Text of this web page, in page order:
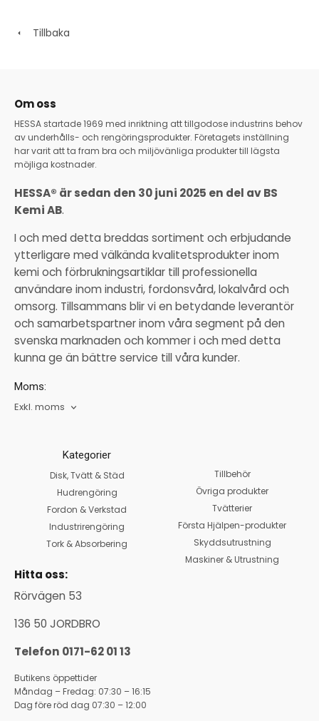
Tillbaka
Om oss
HESSA startade 1969 med inriktning att tillgodose industrins behov
av underhålls- och rengöringsprodukter. Företagets inställning
har varit att ta fram bra och miljövänliga produkter till lägsta
möjliga kostnader.
HESSA® är sedan den 30 juni 2025 en del av BS
Kemi AB.
I och med detta breddas sortiment och erbjudande
ytterligare med välkända kvalitetsprodukter inom
kemi och förbrukningsartiklar till professionella
användare inom industri, fordonsvård, lokalvård och
omsorg. Tillsammans blir vi en betydande leverantör
och samarbetspartner inom våra segment på den
svenska marknaden och kommer i och med detta
kunna ge än bättre service till våra kunder.
Moms:
Exkl. moms
Kategorier
Disk, Tvätt & Städ
Hudrengöring
Fordon & Verkstad
Industrirengöring
Tork & Absorbering
Hitta oss:
Rörvägen 53
136 50 JORDBRO
Telefon 0171-62 01 13
Butikens öppettider
Måndag – Fredag: 07:30 – 16:15
Dag före röd dag 07:30 – 12:00
Tillbehör
Övriga produkter
Tvätterier
Första Hjälpen-produkter
Skyddsutrustning
Maskiner & Utrustning